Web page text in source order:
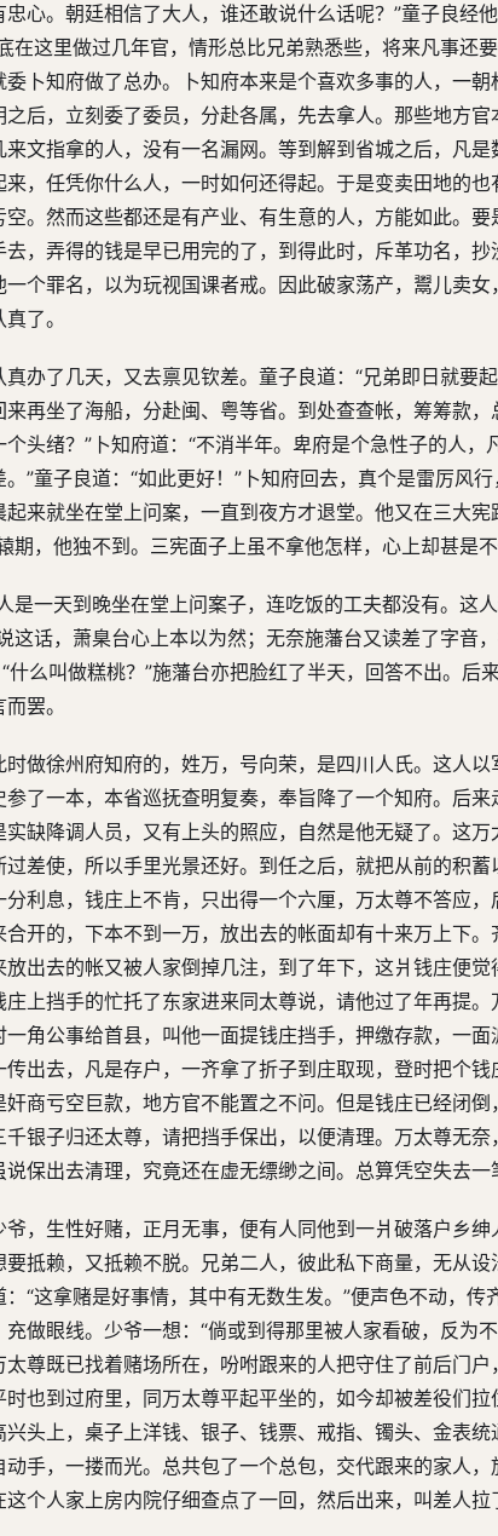
心。朝廷相信了大人，谁还敢说什么话呢？”童子良经
在这里做过几年官，情形总比兄弟熟悉些，将来凡事还
卜知府做了总办。卜知府本来是个喜欢多事的人，一朝
后，立刻委了委员，分赴各属，先去拿人。那些地方
文指拿的人，没有一名漏网。等到解到省城之后，凡是
，任凭你什么人，一时如何还得起。于是变卖田地的
。然而这些都还是有产业、有生意的人，方能如此。
，弄得的钱是早已用完的了，到得此时，斥革功名，
个罪名，以为玩视国课者戒。因此破家荡产，鬻儿卖
了。
办了几天，又去禀见钦差。童子良道：“兄弟即日就要
再坐了海船，分赴闽、粤等省。到处查查帐，筹筹款
头绪？”卜知府道：“不消半年。卑府是个急性子的人，
”童子良道：“如此更好！”卜知府回去，真个是雷厉风
来就坐在堂上问案，一直到夜方才退堂。他又在三大宪
，他独不到。三宪面子上虽不拿他怎样，心上却甚是不
是一天到晚坐在堂上问案子，连吃饭的工夫都没有。这
话，萧臬台心上本以为然；无奈施藩台又读差了字音，
什么叫做糕桃？”施藩台亦把脸红了半天，回答不出。后
罢。
做徐州府知府的，姓万，号向荣，是四川人氏。这人
了一本，本省巡抚查明复奏，奉旨降了一个知府。后来
缺降调人员，又有上头的照应，自然是他无疑了。这
差使，所以手里光景还好。到任之后，就把从前的积
利息，钱庄上不肯，只出得一个六厘，万太尊不答应
开的，下本不到一万，放出去的帐面却有十来万上下
出去的帐又被人家倒掉几注，到了年下，这爿钱庄便
上挡手的忙托了东家进来同太尊说，请他过了年再提
角公事给首县，叫他一面提钱庄挡手，押缴存款，一
出去，凡是存户，一齐拿了折子到庄取现，登时把个
商亏空巨款，地方官不能置之不问。但是钱庄已经闭
银子归还太尊，请把挡手保出，以便清理。万太尊无
保出去清理，究竟还在虚无缥缈之间。总算凭空失去一
，生性好赌，正月无事，便有人同他到一爿破落户乡
抵赖，又抵赖不脱。兄弟二人，彼此私下商量，无从
“这拿赌是好事情，其中有无数生发。”便声色不动，
做眼线。少爷一想：“倘或到得那里被人家看破，反为
尊既已找着赌场所在，吩咐跟来的人把守住了前后门
也到过府里，同万太尊平起平坐的，如今却被差役们
头上，桌子上洋钱、银子、钱票、戒指、镯头、金表
手，一搂而光。总共包了一个总包，交代跟来的家人
个人家上房内院仔细查点了一回，然后出来，叫差人拉